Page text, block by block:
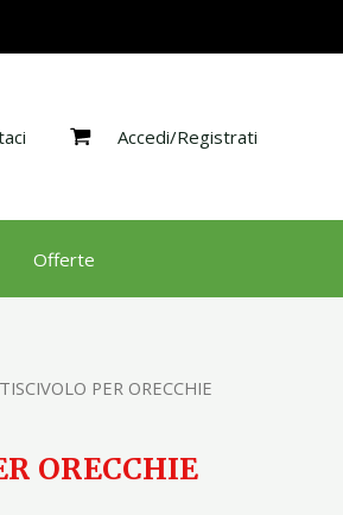
Accedi/Registrati
Offerte
PER ORECCHIE
ORECCHIE